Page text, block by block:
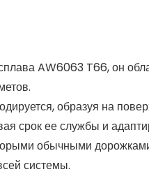
AW6063 T66, он
образуя на
срок ее службы и
обычными
системы.